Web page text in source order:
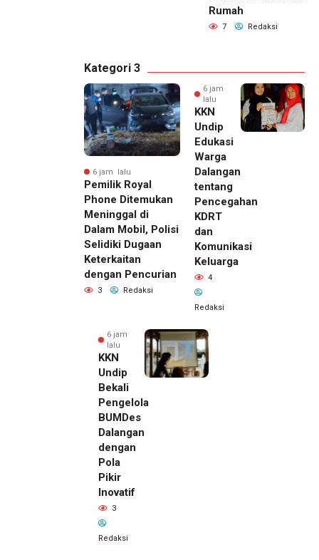
Rumah
7 Redaksi
Kategori 3
6 jam lalu
Pemilik Royal
Phone Ditemukan
Meninggal di
Dalam Mobil, Polisi
Selidiki Dugaan
Keterkaitan
dengan Pencurian
3 Redaksi
6 jam
lalu
KKN
Undip
Edukasi
Warga
Dalangan
tentang
Pencegahan
KDRT
dan
Komunikasi
Keluarga
4
Redaksi
6 jam
lalu
KKN
Undip
Bekali
Pengelola
BUMDes
Dalangan
dengan
Pola
Pikir
Inovatif
3
Redaksi